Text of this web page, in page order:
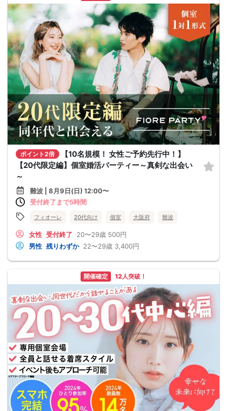
ポイント2倍
【10名規模！ 女性ご予約先行中！】
【20代限定編】個室婚活パーティー～真剣な出会い
～
難波 | 8月9日(日) 12:00〜
受付終了まで5時間
フィオーレ 20代向け 個室 大阪府 難波
女性 受付終了 20〜29歳 500円
男性 残りわずか 22〜29歳 3,400円
開催確定 12人突破！